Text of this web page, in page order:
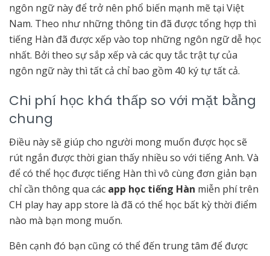
ngôn ngữ này để trở nên phổ biến mạnh mẽ tại Việt
Nam. Theo như những thông tin đã được tổng hợp thì
tiếng Hàn đã được xếp vào top những ngôn ngữ dễ học
nhất. Bởi theo sự sắp xếp và các quy tắc trật tự của
ngôn ngữ này thì tất cả chỉ bao gồm 40 ký tự tất cả.
Chi phí học khá thấp so với mặt bằng
chung
Điều này sẽ giúp cho người mong muốn được học sẽ
rút ngắn được thời gian thấy nhiều so với tiếng Anh. Và
để có thể học được tiếng Hàn thì vô cùng đơn giản bạn
chỉ cần thông qua các app học tiếng Hàn miễn phí trên
CH play hay app store là đã có thể học bất kỳ thời điểm
nào mà bạn mong muốn.
Bên cạnh đó bạn cũng có thể đến trung tâm để được